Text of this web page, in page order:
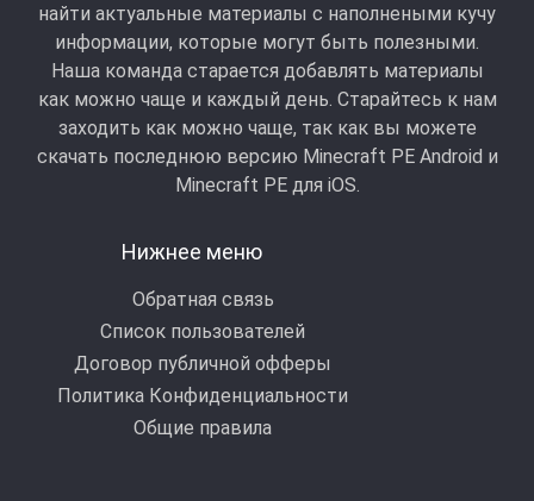
найти актуальные материалы с наполнеными кучу
информации, которые могут быть полезными.
Наша команда старается добавлять материалы
как можно чаще и каждый день. Старайтесь к нам
заходить как можно чаще, так как вы можете
скачать последнюю версию Minecraft PE Android и
Minecraft РЕ для iOS.
Нижнее меню
Обратная связь
Список пользователей
Договор публичной офферы
Политика Конфиденциальности
Общие правила